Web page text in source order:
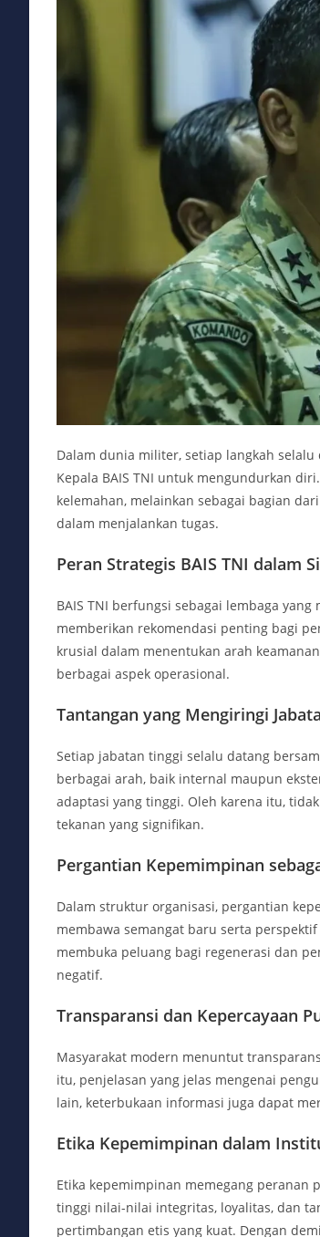
Dalam dunia militer, setiap langkah
Kepala BAIS TNI untuk mengundurkan
kelemahan, melainkan sebagai bagian
dalam menjalankan tugas.
Peran Strategis BAIS TNI dalam
BAIS TNI berfungsi sebagai lembaga
memberikan rekomendasi penting bagi
krusial dalam menentukan arah
berbagai aspek operasional.
Tantangan yang Mengiringi
Setiap jabatan tinggi selalu datang
berbagai arah, baik internal maupun
adaptasi yang tinggi. Oleh karena itu,
tekanan yang signifikan.
Pergantian Kepemimpinan
Dalam struktur organisasi, pergantian
membawa semangat baru serta
membuka peluang bagi regenerasi dan
negatif.
Transparansi dan Kepercayaan
Masyarakat modern menuntut
itu, penjelasan yang jelas mengenai
lain, keterbukaan informasi juga dapat
Etika Kepemimpinan dalam
Etika kepemimpinan memegang
tinggi nilai-nilai integritas, loyalitas, dan
pertimbangan etis yang kuat. Dengan